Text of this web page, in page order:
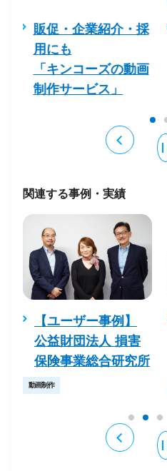
アニメーション動画
for WORKS
関連する事例・実績
【ユーザー事例】
ミス・パリ・グルー
プ
動画制作